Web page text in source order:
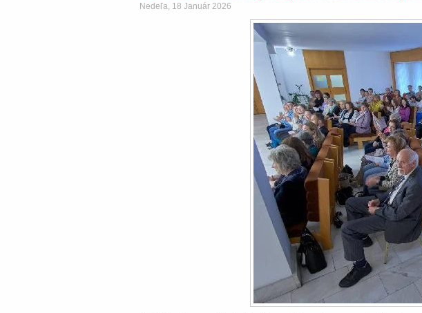
Nedeľa, 18 Január 2026